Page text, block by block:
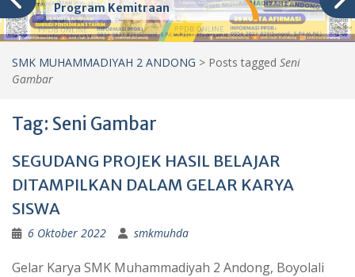
Program Kemitraan
SMK MUHAMMADIYAH 2 ANDONG > Posts tagged Seni
Gambar
Tag: Seni Gambar
SEGUDANG PROJEK HASIL BELAJAR
DITAMPILKAN DALAM GELAR KARYA
SISWA
6 Oktober 2022 smkmuhda
Gelar Karya SMK Muhammadiyah 2 Andong, Boyolali